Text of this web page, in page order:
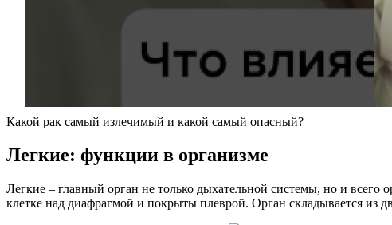
Какой рак самый излечимый и какой самый опасный?
Легкие: функции в организме
Легкие – главный орган не только дыхательной системы, но и всего
клетке над диафрагмой и покрыты плеврой. Орган складывается из